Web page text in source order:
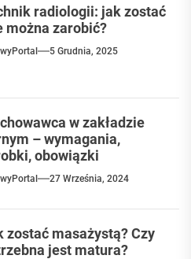
radiologii: jak zostać
można zarobić?
5 Grudnia, 2025
w zakładzie
– wymagania,
obowiązki
27 Września, 2024
zostać masażystą? Czy
jest matura?